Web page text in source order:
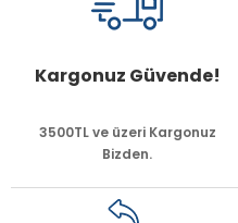
Kargonuz Güvende!
3500TL ve üzeri Kargonuz
Bizden.